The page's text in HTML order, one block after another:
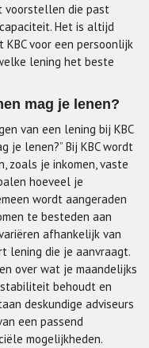
voorstellen die past
Het is altijd
voor een persoonlijk
lening het beste
mag je lenen?
van een lening bij KBC
je lenen?” Bij KBC wordt
zoals je inkomen, vaste
hoeveel je
wordt aangeraden
te besteden aan
afhankelijk van
lening die je aanvraagt.
over wat je maandelijks
behoudt en
deskundige adviseurs
een passend
mogelijkheden.